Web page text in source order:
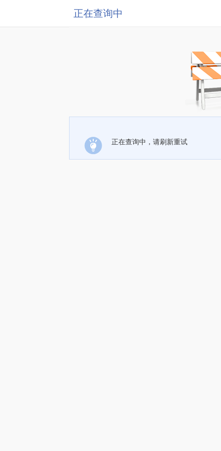
正在查询中
正在查询中，请刷新重试